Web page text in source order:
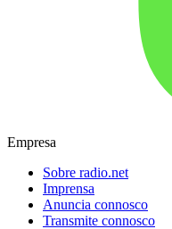
Empresa
Sobre radio.net
Imprensa
Anuncia connosco
Transmite connosco